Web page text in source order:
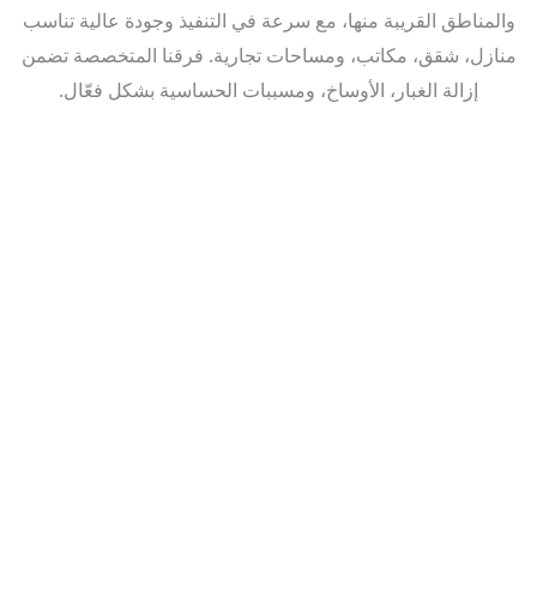
القريبة منها، مع سرعة في التنفيذ وجودة عالية تناسب
شقق، مكاتب، ومساحات تجارية. فرقنا المتخصصة تضمن
إزالة الغبار، الأوساخ، ومسببات الحساسية بشكل فعّال.